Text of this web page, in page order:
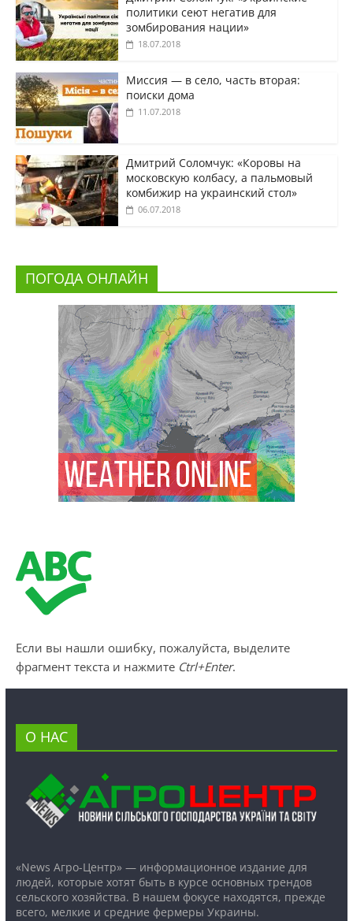
политики сеют негатив для
зомбирования нации»
18.07.2018
Миссия — в село, часть вторая:
поиски дома
11.07.2018
Дмитрий Соломчук: «Коровы на
московскую колбасу, а пальмовый
комбижир на украинский стол»
06.07.2018
ПОГОДА ОНЛАЙН
Если вы нашли ошибку, пожалуйста, выделите
фрагмент текста и нажмите Ctrl+Enter.
О НАС
«News Агро-Центр» — информационное издание для
людей, которые хотят быть в курсе основных трендов
сельского хозяйства. В нашем фокусе находятся, прежде
всего, мелкие и средние фермеры Украины.